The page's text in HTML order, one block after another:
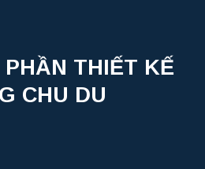
PHẦN THIẾT KẾ
CHU DU